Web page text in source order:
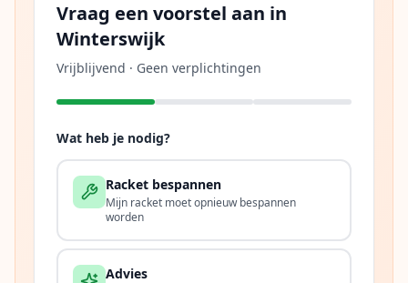
Vraag een voorstel aan in
Winterswijk
Vrijblijvend · Geen verplichtingen
Wat heb je nodig?
Racket bespannen
Mijn racket moet opnieuw bespannen
worden
Advies